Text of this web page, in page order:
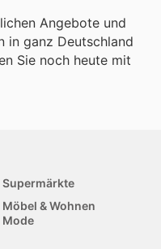
Angebote und
in ganz Deutschland
Sie noch heute mit
Supermärkte
Möbel & Wohnen
Mode